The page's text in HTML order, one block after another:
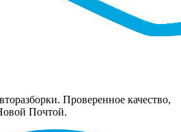
Проверенное качество,
Почтой.